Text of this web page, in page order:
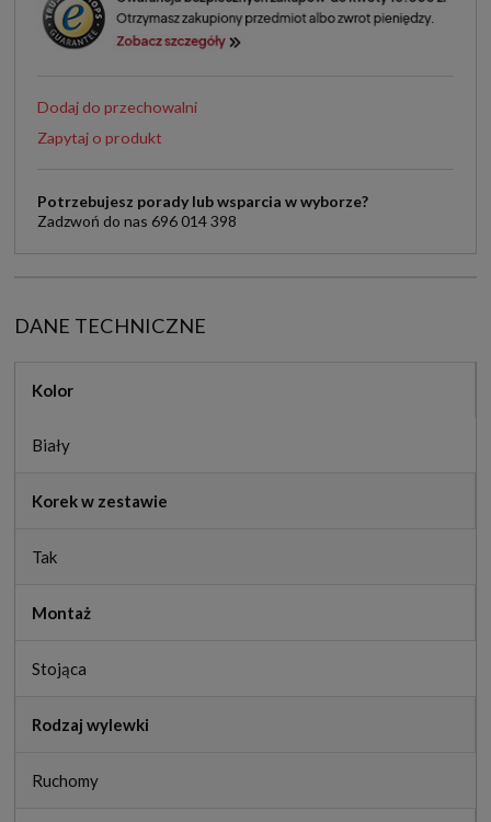
Dodaj do przechowalni
Zapytaj o produkt
Potrzebujesz porady lub wsparcia w wyborze?
Zadzwoń do nas 696 014 398
DANE TECHNICZNE
Kolor
Biały
Korek w zestawie
Tak
Montaż
Stojąca
Rodzaj wylewki
Ruchomy